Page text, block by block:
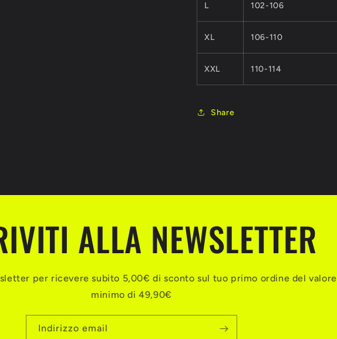
L 102-106
XL 106-110
XXL 110-114
Share
ALLA NEWSLETTER
per ricevere subito 5,00€ di sconto sul tuo primo ordine del valore
minimo di 49,90€
Indirizzo email